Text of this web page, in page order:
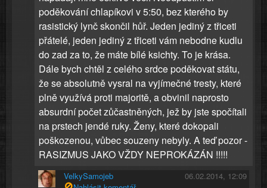
poděkování chlapíkovi v 5:50, bez kterého by
rasistický lynč skončil hůř. Jeden jediný z třiceti
přátelé, jeden jediný z třiceti vám nebodne kudlu
do zad za to, že máte bílé ksichty. To je krása.
Dále bych chtěl z celého srdce poděkovat státu,
že se absolutně vysral na vyjímečné tresty, které
plně využívá proti majoritě, a obvinil naprosto
absurdní počet zůčastněných, jež by jste spočítali
na prstech jendé ruky. Ženy, které dokopali
poškozenou, vůbec souzeny nebyly. A teď pozor -
RASIZMUS JAKO VŽDY NEPROKÁZÁN !!!!!
VelkySamojeb
06.02.2014, 12:09